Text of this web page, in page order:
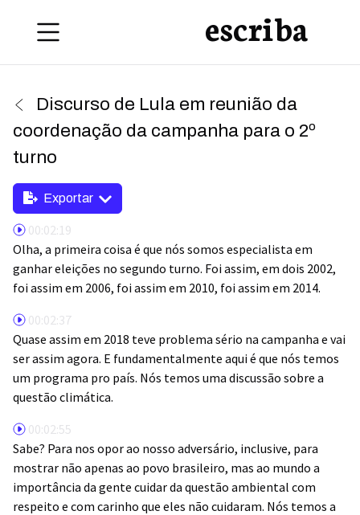
escriba
Discurso de Lula em reunião da
coordenação da campanha para o 2º
turno
Exportar
00:02:19
Olha, a primeira coisa é que nós somos especialista em
ganhar eleições no segundo turno. Foi assim, em dois 2002,
foi assim em 2006, foi assim em 2010, foi assim em 2014.
00:02:37
Quase assim em 2018 teve problema sério na campanha e vai
ser assim agora. E fundamentalmente aqui é que nós temos
um programa pro país. Nós temos uma discussão sobre a
questão climática.
00:02:55
Sabe? Para nos opor ao nosso adversário, inclusive, para
mostrar não apenas ao povo brasileiro, mas ao mundo a
importância da gente cuidar da questão ambiental com
respeito e com carinho que eles não cuidaram. Nós temos a